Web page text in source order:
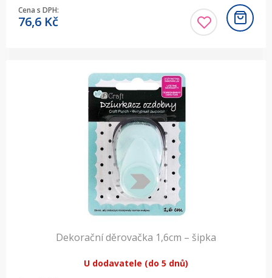
Cena s DPH:
76,6 Kč
Dekorační děrovačka 1,6cm – šipka
U dodavatele (do 5 dnů)